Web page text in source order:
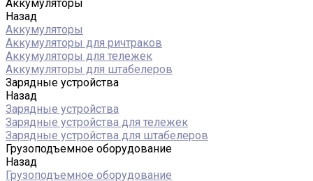
Аккумуляторы
Назад
Аккумуляторы
Аккумуляторы для ричтраков
Аккумуляторы для тележек
Аккумуляторы для штабелеров
Зарядные устройства
Назад
Зарядные устройства
Зарядные устройства для тележек
Зарядные устройства для штабелеров
Грузоподъемное оборудование
Назад
Грузоподъемное оборудование